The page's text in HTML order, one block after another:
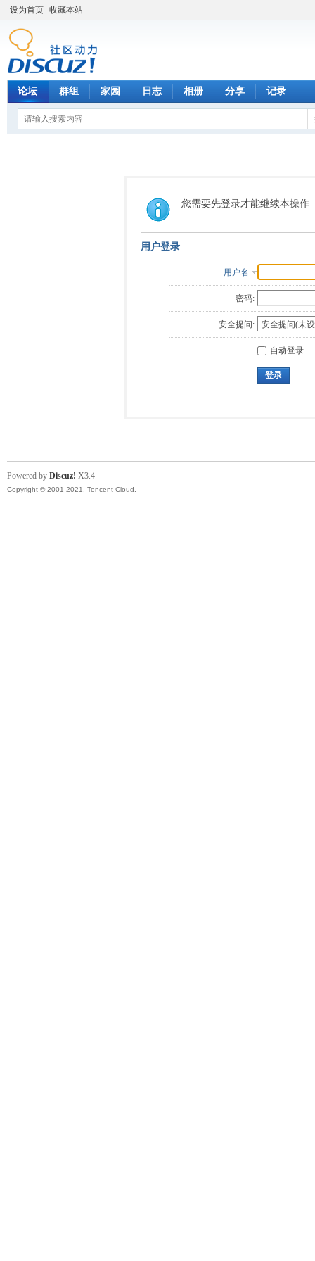
设为首页 收藏本站
论坛 群组 家园 日志 相册 分享 记录
您需要先登录才能继续本操作
用户登录
用户名
密码:
安全提问:
自动登录
登录
Powered by Discuz! X3.4
Copyright © 2001-2021, Tencent Cloud.